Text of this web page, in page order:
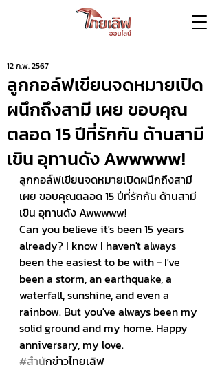
ลูกกอล์ฟเขียนจดหมายเปิด
ผนึกถึงสามี เผย ขอบคุณ
ตลอด 15 ปีที่รักกัน ด้านสามี
เขิน อุทานดัง Awwwww!
12 ก.พ. 2567
ลูกกอล์ฟเขียนจดหมายเปิดผนึกถึงสามี
เผย ขอบคุณตลอด 15 ปีที่รักกัน ด้านสามี
เขิน อุทานดัง Awwwww!
Can you believe it's been 15 years
already? I know I haven't always
been the easiest to be with - I've
been a storm, an earthquake, a
waterfall, sunshine, and even a
rainbow. But you've always been my
solid ground and my home. Happy
anniversary, my love.
#สำนักข่าวไทยเลิฟ